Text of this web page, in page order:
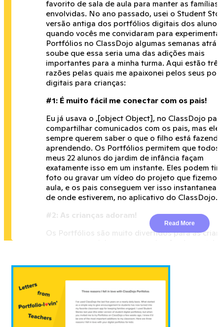
favorito de sala de aula para manter as famílias
envolvidas. No ano passado, usei o Student
versão antiga dos portfólios digitais dos
quando vocês me convidaram para
Portfólios no ClassDojo algumas semanas
soube que essa seria uma das adições mais
importantes para a minha turma. Aqui estão
razões pelas quais me apaixonei pelos seus
digitais para crianças:
#1: É muito fácil me conectar com os pais!
Eu já usava o ,[object Object], no ClassDojo
compartilhar comunicados com os pais, mas
sempre querem saber o que o filho está
aprendendo. Os Portfólios permitem que
meus 22 alunos do jardim de infância façam
exatamente isso em um instante. Eles podem
foto ou gravar um vídeo do projeto que
aula, e os pais conseguem ver isso
de onde estiverem, no aplicativo do ClassDojo.
#2: As crianças adoram!
Os Portfólios são muito divertidos para as
usarem, especialmente no ensino fundamental.
desenho são incríveis, mas até mesmo tirar
trabalhos feitos em sala tem sido uma delícia
elas. Elas sempre perguntam: “Miss Jones,
compartilhar isso no nosso portfólio?” Elas
mostrar isso aos pais — e que criança não
Read More